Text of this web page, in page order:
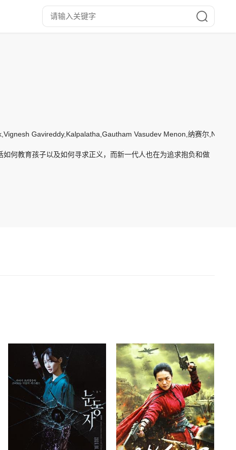
Gavireddy,Kalpalatha,Gautham Vasudev Menon,纳赛尔
何教育孩子以及如何寻求正义，而新一代人也在为追求抱负和做